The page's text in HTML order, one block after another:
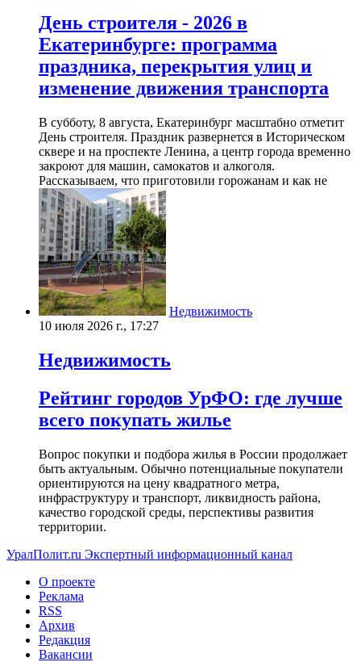
День строителя - 2026 в
Екатеринбурге: программа
праздника, перекрытия улиц и
изменение движения транспорта
В субботу, 8 августа, Екатеринбург масштабно отметит
День строителя. Праздник развернется в Историческом
сквере и на проспекте Ленина, а центр города временно
закроют для машин, самокатов и алкоголя.
Рассказываем, что приготовили горожанам и как не
Недвижимость
10 июля 2026 г., 17:27
Недвижимость
Рейтинг городов УрФО: где лучше
всего покупать жилье
Вопрос покупки и подбора жилья в России продолжает
быть актуальным. Обычно потенциальные покупатели
ориентируются на цену квадратного метра,
инфраструктуру и транспорт, ликвидность района,
качество городской среды, перспективы развития
территории.
УралПолит.ru Экспертный информационный канал
О проекте
Реклама
RSS
Архив
Редакция
Вакансии